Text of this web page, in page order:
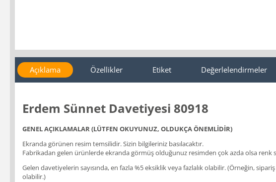
Açıklama Özellikler Etiket Değerlelendirmeler
Erdem Sünnet Davetiyesi 80918
GENEL AÇIKLAMALAR (LÜTFEN OKUYUNUZ, OLDUKÇA ÖNEMLİDİR)
Ekranda görünen resim temsilidir. Sizin bilgileriniz basılacaktır.
Fabrikadan gelen ürünlerde ekranda görmüş olduğunuz resimden çok azda olsa renk
Gelen davetiyelerin sayısında, en fazla %5 eksiklik veya fazlalık olabilir. (Örneğin,
olabilir.)